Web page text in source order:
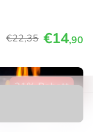
€22,35 €14,90
21% Rabatt